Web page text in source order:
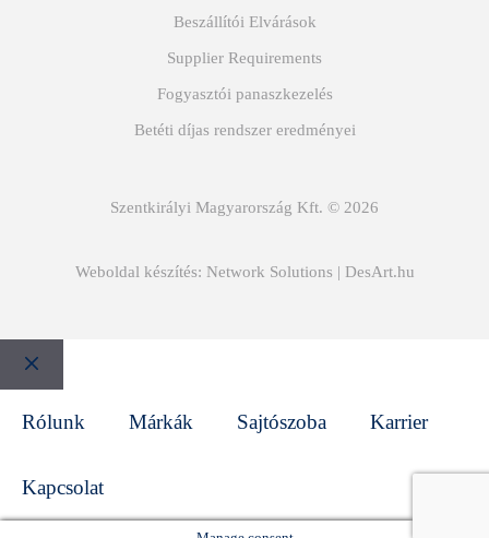
Beszállítói Elvárások
Supplier Requirements
Fogyasztói panaszkezelés
Betéti díjas rendszer eredményei
Szentkirályi Magyarország Kft. © 2026
Weboldal készítés: Network Solutions | DesArt.hu
Bezár
Rólunk Márkák Sajtószoba Karrier
Kapcsolat